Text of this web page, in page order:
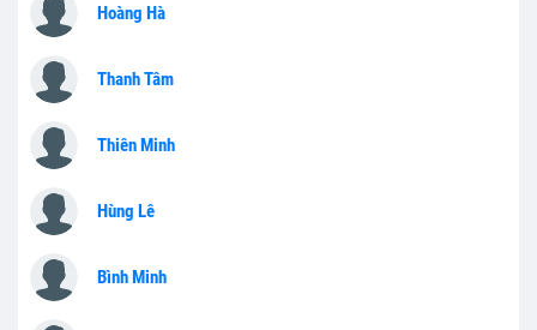
Hoàng Hà
Thanh Tâm
Thiên Minh
Hùng Lê
Bình Minh